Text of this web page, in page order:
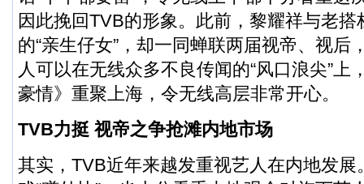
因此挽回TVB的形象。此前，黎耀祥与老
的“亲生仔女”，却一同蝉联两届视帝、视后
人可以在无线众多不良传闻的“风口浪尖”上
豪情》重聚上海，令无线高层非常开心。
TVB力挺 视帝之争抢滩内地市场
其实，TVB近年来越发重视艺人在内地发展